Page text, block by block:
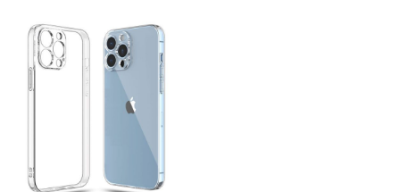
Este
producto
tiene
múltiples
Las
se
pueden